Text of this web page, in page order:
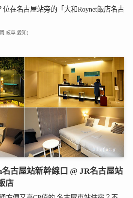
在名古屋站旁的「大和Roynet飯店名古
.岐阜.愛知)
古屋站新幹線口 @ JR名古屋站
店